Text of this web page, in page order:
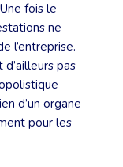
fois le
ne
l’entreprise.
pas
d’un organe
pour les